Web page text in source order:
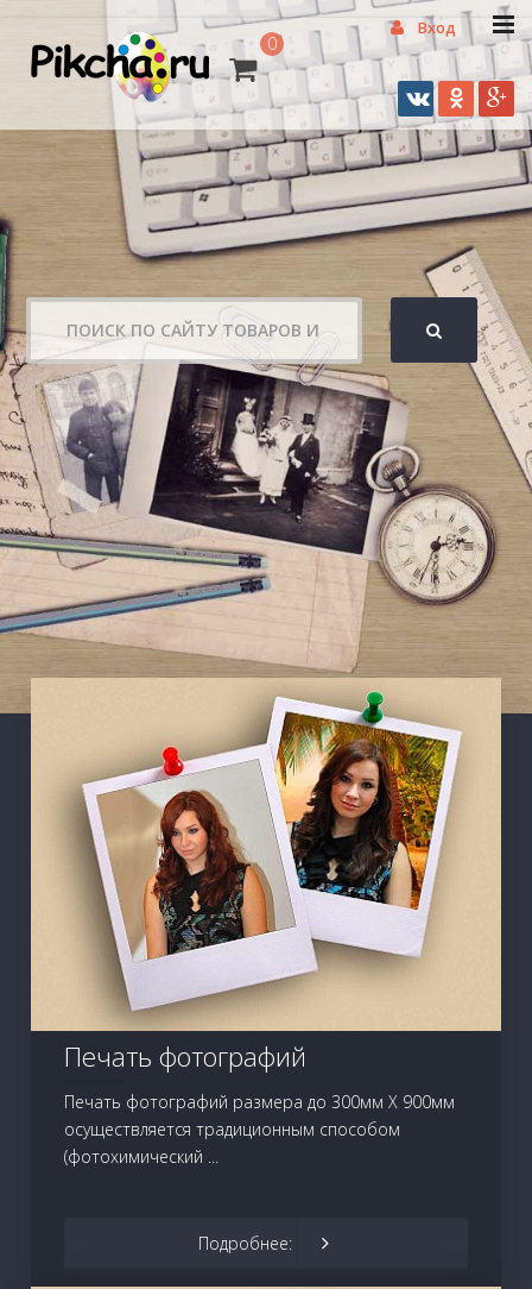
0
Печать фотографий
Печать фотографий размера до 300мм Х 900мм
осуществляется традиционным способом
(фотохимический ...
Подробнее:
Вход